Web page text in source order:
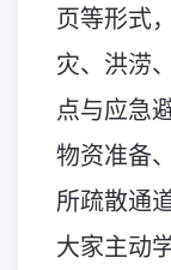
页等形式
灾、洪涝
点与应急
物资准备
所疏散通
大家主动